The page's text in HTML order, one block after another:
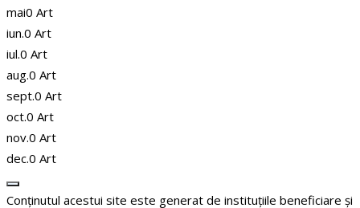
mai0 Art
iun.0 Art
iul.0 Art
aug.0 Art
sept.0 Art
oct.0 Art
nov.0 Art
dec.0 Art
Conținutul acestui site este generat de instituțiile beneficiare și